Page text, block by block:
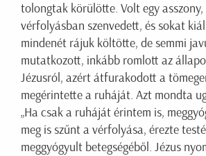
tolongtak körülötte. Volt egy
vérfolyásban szenvedett, és sokat
mindenét rájuk költötte, de semmi
mutatkozott, inkább romlott az
Jézusról, azért átfurakodott a
megérintette a ruháját. Azt mondta
„Ha csak a ruháját érintem is,
meg is szűnt a vérfolyása, érezte
meggyógyult betegségéből. Jézus